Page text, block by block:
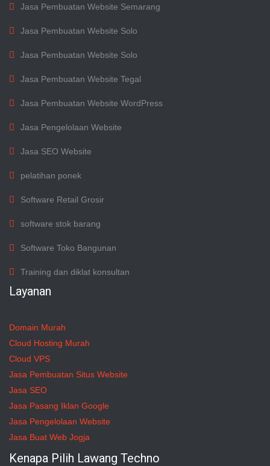
Jasa Pembuatan Website Semarang
Jasa Pembuatan Website Solo
Jasa Pembuatan Website Solo
Jasa Pembuatan Website Tegal
Jasa Pembuatan Website WordPress
Jasa Pengelolaan Website
Jasa SEO Website
pelatihan ponek
Software Retail Grosir
software stok barang
Software Toko Bangunan
Training dan diklat konsultan
Layanan
Domain Murah
Cloud Hosting Murah
Cloud VPS
Jasa Pembuatan Situs Website
Jasa SEO
Jasa Pasang Iklan Google
Jasa Pengelolaan Website
Jasa Buat Web Jogja
Kenapa Pilih Lawang Techno